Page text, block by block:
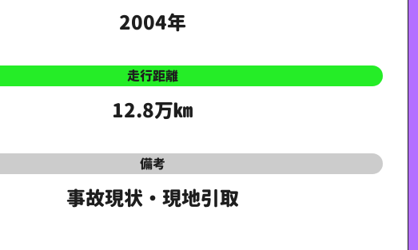
2004年
走行距離
12.8万㎞
備考
事故現状・現地引取